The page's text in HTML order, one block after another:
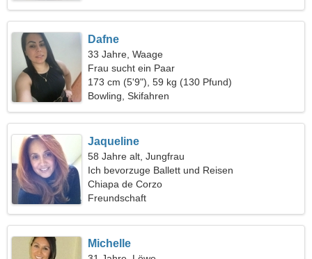
Dafne
33 Jahre, Waage
Frau sucht ein Paar
173 cm (5'9"), 59 kg (130 Pfund)
Bowling, Skifahren
Jaqueline
58 Jahre alt, Jungfrau
Ich bevorzuge Ballett und Reisen
Chiapa de Corzo
Freundschaft
Michelle